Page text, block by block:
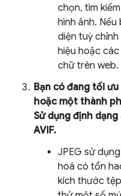
chọn, tìm
hình ảnh.
diện tuỳ
hiệu hoặc
chữ trên web.
Bạn có đang tối
hoặc một thành
Sử dụng định
AVIF.
JPEG sử
hoá có tổn
kích thước